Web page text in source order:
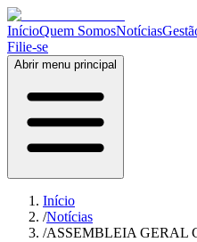
InícioQuem SomosNotícias
Filie-se
Abrir menu principal
Início
/Notícias
/ASSEMBLEIA GERAL